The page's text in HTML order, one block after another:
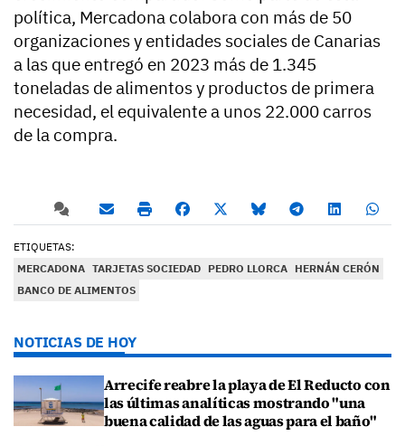
política, Mercadona colabora con más de 50
organizaciones y entidades sociales de Canarias
a las que entregó en 2023 más de 1.345
toneladas de alimentos y productos de primera
necesidad, el equivalente a unos 22.000 carros
de la compra.
ETIQUETAS:
MERCADONA TARJETAS SOCIEDAD PEDRO LLORCA HERNÁN CERÓN
BANCO DE ALIMENTOS
NOTICIAS DE HOY
Arrecife reabre la playa de El Reducto con
las últimas analíticas mostrando "una
buena calidad de las aguas para el baño"